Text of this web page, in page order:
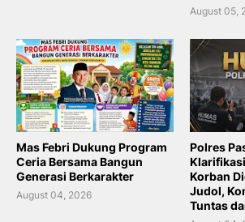
August 05,
Mas Febri Dukung Program
Ceria Bersama Bangun
Generasi Berkarakter
August 04, 2026
Polres
Korban
Judol,
Tuntas